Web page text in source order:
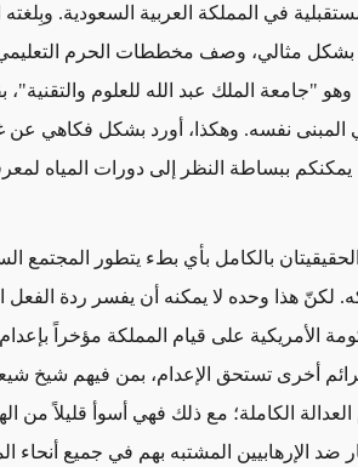
في المملكة العربية السعودية. وبِلغته
مثالي، وصف مخططات الحرم التعليمي
"جامعة الملك عبد الله للعلوم
المبنى نفسه. وهكذا، أورد بشكل فكاهي عن
يمكنكم ببساطة النظر إلى دورات المياه
الحقيقيتان بالكامل بأي بطء يتطور المجتمع
لكنّ هذا وحده لا يمكنه أن يفسر ردة الفعل
أخرى تستحق الإعدام، بمن فيهم شيخ
الكاملة؛ مع ذلك فهي أسوأ قليلاً من
الإرهابيين المشتبه بهم في جميع أنحاء